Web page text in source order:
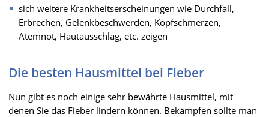
sich weitere Krankheitserscheinungen wie Durchfall,
Erbrechen, Gelenkbeschwerden, Kopfschmerzen,
Atemnot, Hautausschlag, etc. zeigen
Die besten Hausmittel bei Fieber
Nun gibt es noch einige sehr bewährte Hausmittel, mit
denen Sie das Fieber lindern können. Bekämpfen sollte man